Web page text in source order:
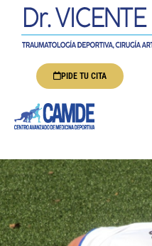
PIDE TU CITA